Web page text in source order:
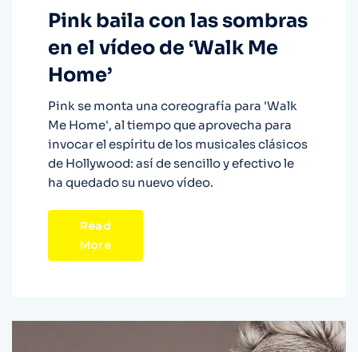
Pink baila con las sombras
en el vídeo de ‘Walk Me
Home’
Pink se monta una coreografía para 'Walk
Me Home', al tiempo que aprovecha para
invocar el espíritu de los musicales clásicos
de Hollywood: así de sencillo y efectivo le
ha quedado su nuevo vídeo.
Read
More